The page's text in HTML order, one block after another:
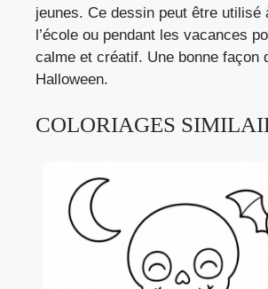
jeunes. Ce dessin peut être utilisé
l’école ou pendant les vacances
calme et créatif. Une bonne façon
Halloween.
COLORIAGES